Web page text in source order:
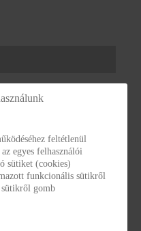
(2)
feltétlenül
egyes felhasználói
sütiket (cookies)
funkcionális sütikről
sütikről gomb